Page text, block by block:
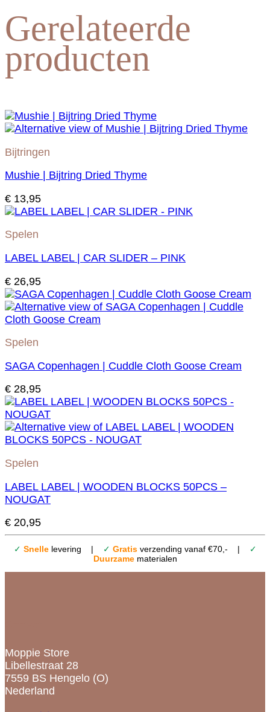
Gerelateerde
producten
Bijtringen
Mushie | Bijtring Dried Thyme
€ 13,95
Spelen
LABEL LABEL | CAR SLIDER – PINK
€ 26,95
Spelen
SAGA Copenhagen | Cuddle Cloth Goose Cream
€ 28,95
Spelen
LABEL LABEL | WOODEN BLOCKS 50PCS –
NOUGAT
€ 20,95
✓ Snellelevering | ✓ Gratisverzending vanaf €70,- |
✓
Duurzamematerialen
Moppie Store
Libellestraat 28
7559 BS Hengelo (O)
Nederland